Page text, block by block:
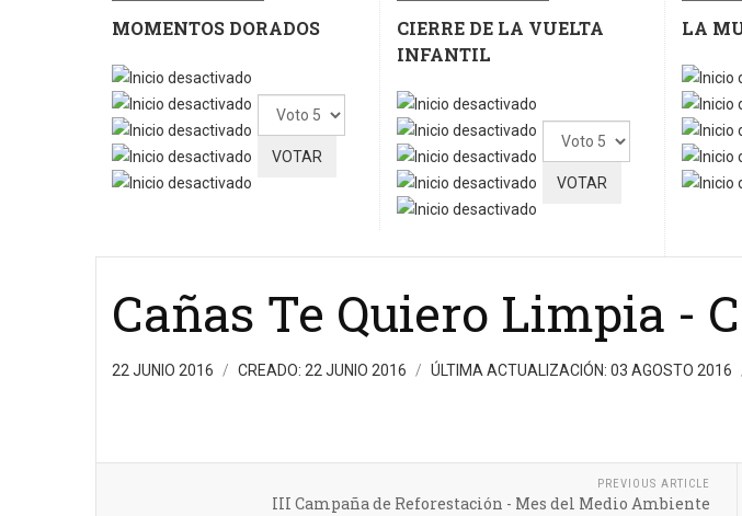
MOMENTOS DORADOS
Por
favor,
vote
CIERRE DE LA VUELTA
INFANTIL
Por
favor,
vote
LA
Cañas Te Quiero Limpia -
22 JUNIO 2016 CREADO: 22 JUNIO 2016 ÚLTIMA ACTUALIZACIÓN: 03 AGOSTO 2016
PREVIOUS ARTICLE
III Campaña de Reforestación - Mes del Medio Ambiente